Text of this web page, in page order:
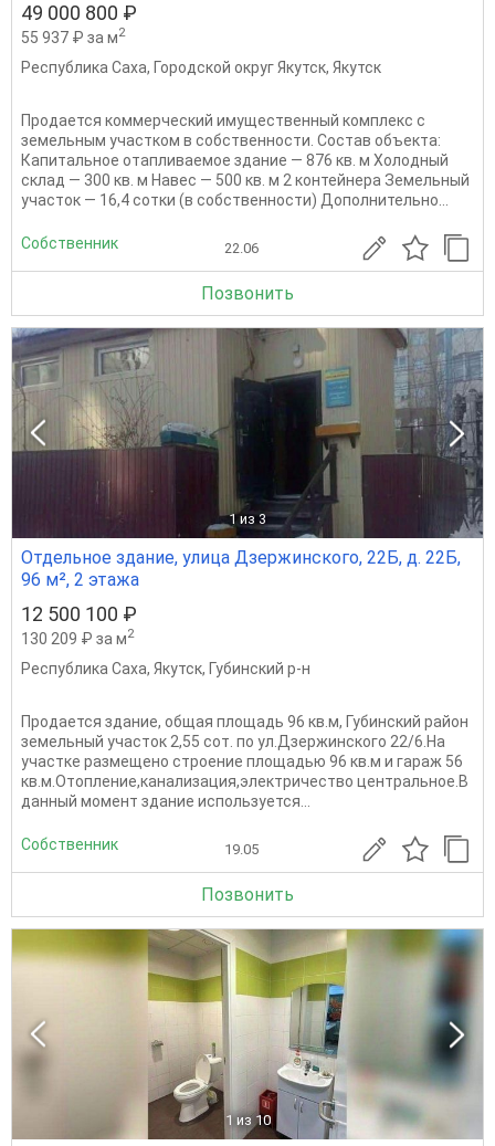
49 000 800 ₽
55 937 ₽ за м2
Республика Саха, Городской округ Якутск, Якутск
Продается коммерческий имущественный комплекс с
земельным участком в собственности. Состав объекта:
Капитальное отапливаемое здание — 876 кв. м Холодный
склад — 300 кв. м Навес — 500 кв. м 2 контейнера Земельный
участок — 16,4 сотки (в собственности) Дополнительно...
Собственник 22.06
Позвонить
1 из 3
Отдельное здание, улица Дзержинского, 22Б, д. 22Б,
96 м², 2 этажа
12 500 100 ₽
130 209 ₽ за м2
Республика Саха, Якутск, Губинский р-н
Продается здание, общая площадь 96 кв.м, Губинский район
земельный участок 2,55 сот. по ул.Дзержинского 22/6.На
участке размещено строение площадью 96 кв.м и гараж 56
кв.м.Отопление,канализация,электричество центральное.В
данный момент здание используется...
Собственник 19.05
Позвонить
1 из 10